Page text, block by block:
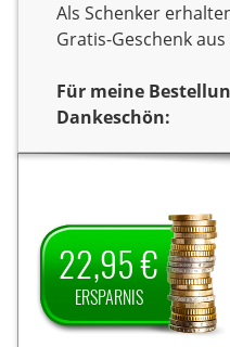
Als Schenker
Gratis-Geschenk
Für meine
Dankeschön:
Dankeschön
22,95 €
ERSPARNIS
Zeitschrift
PC Games
Magazin.
Als Dankeschön
erhalten Sie von uns
22,95 € Ersparnis
auf den
Jahrespreis und zahlen